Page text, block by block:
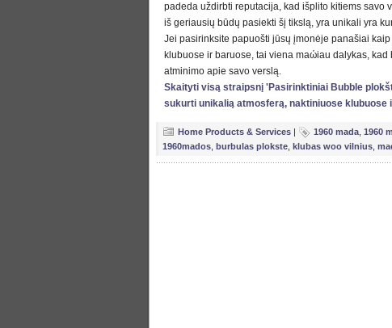
padeda uždirbti reputacija, kad išplito kitiems savo
iš geriausių būdų pasiekti šį tikslą, yra unikali yra
Jei pasirinksite papuošti jūsų įmonėje panašiai kaip
klubuose ir baruose, tai viena maώiau dalykas, kad
atminimo apie savo verslą.
Skaityti visą straipsnį 'Pasirinktiniai Bubble
sukurti unikalią atmosferą, naktiniuose klubuose
Home Products & Services | 1960 mada 1960
1960mados burbulas plokste klubas woo vilnius